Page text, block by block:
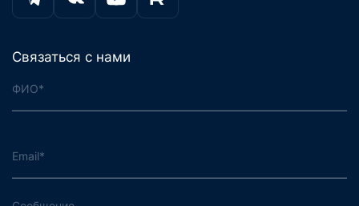
Связаться с нами